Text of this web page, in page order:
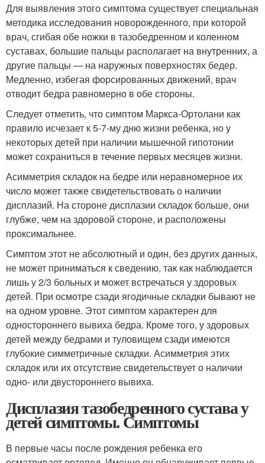
Для выявления этого симптома существует специальная
методика исследования новорожденного, при которой
врач, сгибая обе ножки в тазобедренном и коленном
суставах, большие пальцы располагает на внутренних, а
другие пальцы — на наружных поверхностях бедер.
Медленно, избегая форсированных движений, врач
отводит бедра равномерно в обе стороны.
Следует отметить, что симптом Маркса-Ортолани как
правило исчезает к 5-7-му дню жизни ребенка, но у
некоторых детей при наличии мышечной гипотонии
может сохраниться в течение первых месяцев жизни.
Асимметрия складок на бедре или неравномерное их
число может также свидетельствовать о наличии
дисплазий. На стороне дисплазии складок больше, они
глубже, чем на здоровой стороне, и расположены
проксимальнее.
Симптом этот не абсолютный и один, без других данных,
не может приниматься к сведению, так как наблюдается
лишь у 2/3 больных и может встречаться у здоровых
детей. При осмотре сзади ягодичные складки бывают не
на одном уровне. Этот симптом характерен для
одностороннего вывиха бедра. Кроме того, у здоровых
детей между бедрами и туловищем сзади имеются
глубокие симметричные складки. Асимметрия этих
складок или их отсутствие свидетельствует о наличии
одно- или двустороннего вывиха.
Дисплазия тазобедренного сустава у
детей симптомы. Симптомы
В первые часы после рождения ребенка его